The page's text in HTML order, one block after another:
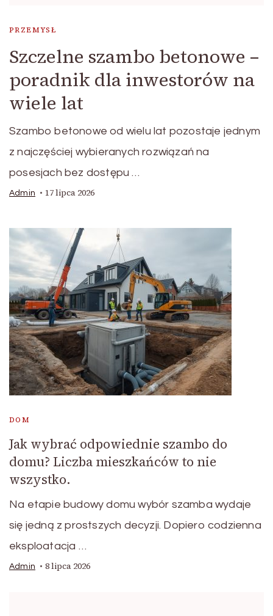
PRZEMYSŁ
Szczelne szambo betonowe –
poradnik dla inwestorów na
wiele lat
Szambo betonowe od wielu lat pozostaje jednym
z najczęściej wybieranych rozwiązań na
posesjach bez dostępu …
Admin 17 lipca 2026
DOM
Jak wybrać odpowiednie szambo do
domu? Liczba mieszkańców to nie
wszystko.
Na etapie budowy domu wybór szamba wydaje
się jedną z prostszych decyzji. Dopiero codzienna
eksploatacja …
Admin 8 lipca 2026